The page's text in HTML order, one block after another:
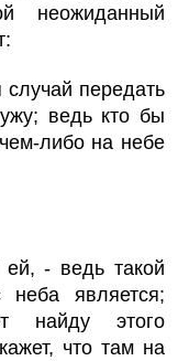
неожиданный
передать
ведь кто бы
либо на небе
- ведь такой
является;
найду этого
что там на